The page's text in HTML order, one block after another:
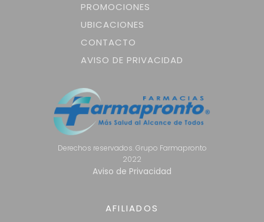
PROMOCIONES
UBICACIONES
CONTACTO
AVISO DE PRIVACIDAD
Derechos reservados. Grupo Farmapronto
2022
Aviso de Privacidad
AFILIADOS